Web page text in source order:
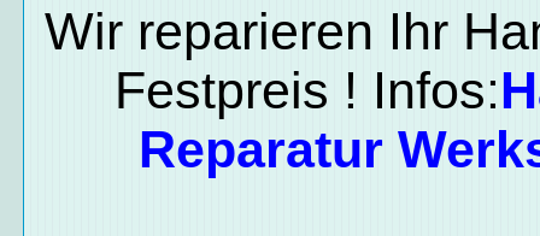
Wir reparieren Ihr
Festpreis ! Infos:
Reparatur